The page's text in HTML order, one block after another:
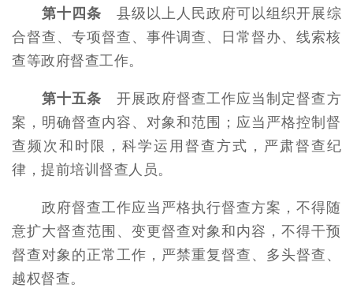
第十四条 县级以上人民政府可以组织开展综
合督查、专项督查、事件调查、日常督办、线索核
查等政府督查工作。
第十五条开展政府督查工作应当制定督查方
案，明确督查内容、对象和范围；应当严格控制督
查频次和时限，科学运用督查方式，严肃督查纪
律，提前培训督查人员。
政府督查工作应当严格执行督查方案，不得随
意扩大督查范围、变更督查对象和内容，不得干预
督查对象的正常工作，严禁重复督查、多头督查、
越权督查。